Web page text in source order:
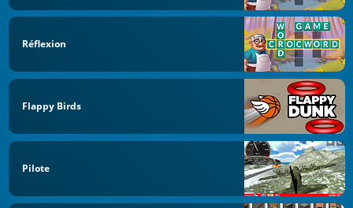
Réflexion
Flappy Birds
Pilote